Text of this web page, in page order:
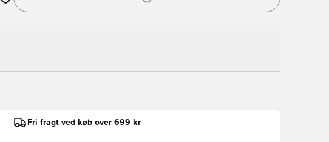
Åbner en Modal til at logge ind eller tilmelde dig som medlem
Fri fragt ved køb over 699 kr